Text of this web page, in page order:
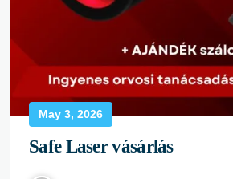
May 3, 2026
Safe Laser vásárlás